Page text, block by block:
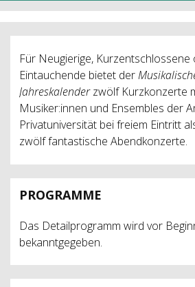
Für Neugierige,
Eintauchende bietet der
Jahreskalenderzwölf Kurzkonzerte
Musiker:innen und Ensembles der
Privatuniversität bei freiem Eintritt
zwölf fantastische Abendkonzerte.
PROGRAMME
Das Detailprogramm wird vor
bekanntgegeben.